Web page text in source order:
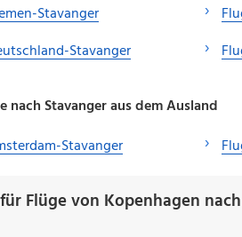
Stavanger
Stavanger
nach Stavanger aus dem Ausland
Stavanger
Flüge von Kopenhagen